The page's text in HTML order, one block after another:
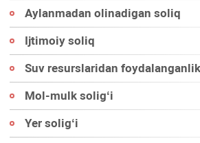
Aylanmadan olinadigan soliq
Ijtimoiy soliq
Suv resurslaridan
Mol-mulk soligʻi
Yer soligʻi